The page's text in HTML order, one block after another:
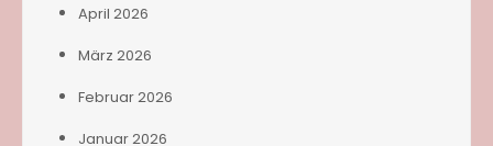
April 2026
März 2026
Februar 2026
Januar 2026